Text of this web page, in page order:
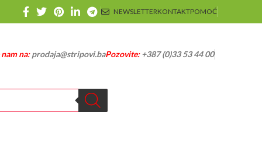
NEWSLETTERKONTAKTPOMOĆ
na:prodaja@stripovi.baPozovite:+387 (0)33 53 44 00